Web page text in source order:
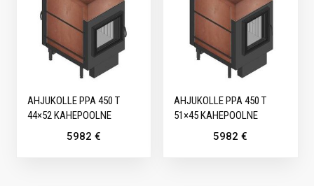
AHJUKOLLE PPA 450 T
44×52 KAHEPOOLNE
5982 €
AHJUKOLLE PPA 450 T
51×45 KAHEPOOLNE
5982€